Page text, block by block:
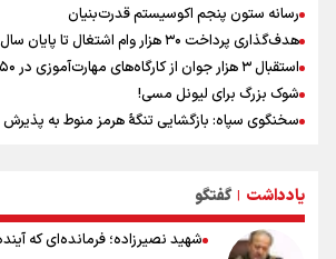
رسانه ستون پنجم اکوسیستم قدرت‌بنیان
هدف‌گذاری پرداخت ۳۰ هزار وام اشتغال تا پایان سال
استقبال ۳ هزار جوان از کارگاه‌های مهارت‌آموزی در ۲۵۰ شهرستان کشور
شوک بزرگ برای لیونل مسی!
سخنگوی سپاه: بازگشایی تنگۀ هرمز منوط به
ورود مواد آلاینده به منابع آب از نگرانی‌های جدی
دست رفتن باروری خاک
مروری بر زندگینامه خبرنگار شهید «محمود صارمی»
یادداشت | گفتگو
شهید نصیرزاده؛ فرمانده‌ای که